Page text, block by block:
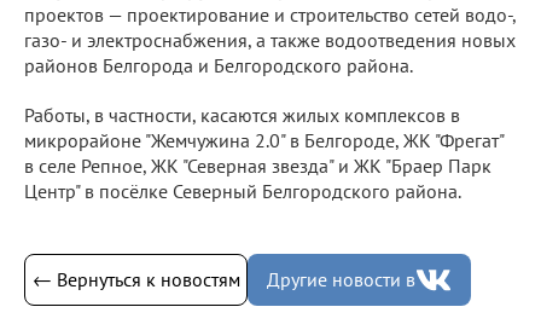
проектов — проектирование и строительство сетей водо-,
газо- и электроснабжения, а также водоотведения новых
районов Белгорода и Белгородского района.
Работы, в частности, касаются жилых комплексов в
микрорайоне "Жемчужина 2.0" в Белгороде, ЖК "Фрегат"
в селе Репное, ЖК "Северная звезда" и ЖК "Браер Парк
Центр" в посёлке Северный Белгородского района.
← Вернуться к новостям Другие новости в